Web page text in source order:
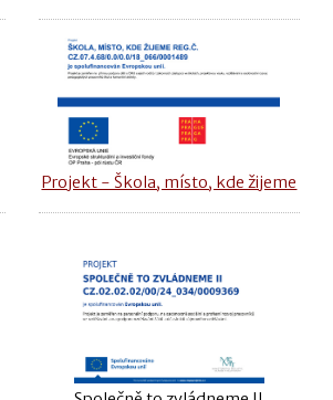
Projekt - Škola, místo, kde žijeme